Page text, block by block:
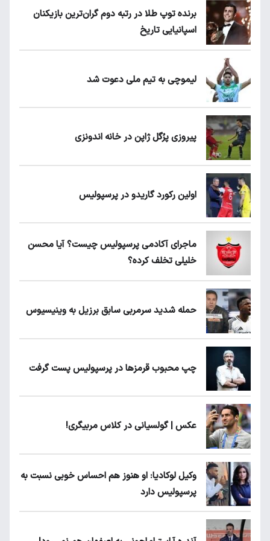
برنده توپ طلا در رتبه دوم گران‌ترین بازیکنان
اسپانیایی تاریخ
لیموچی به تیم ملی دعوت شد
پیروزی پرُگل ژاپن در خانه اندونزی
اولین رکورد گاریدو در پرسپولیس
ماجرای آکادمی پرسپولیس چیست؟ آیا محسن
خلیلی تخلف کرده؟
حمله شدید سرمربی سابق برزیل به وینیسیوس
چپ محبوب قرمزها در پرسپولیس پست گرفت
عکس | گولسیانی در کلاس مربیگری!
وکیل لوکادیا: او هنوز هم احساس خوبی نسبت به
پرسپولیس دارد